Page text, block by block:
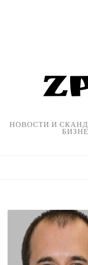
НОВОСТИ И